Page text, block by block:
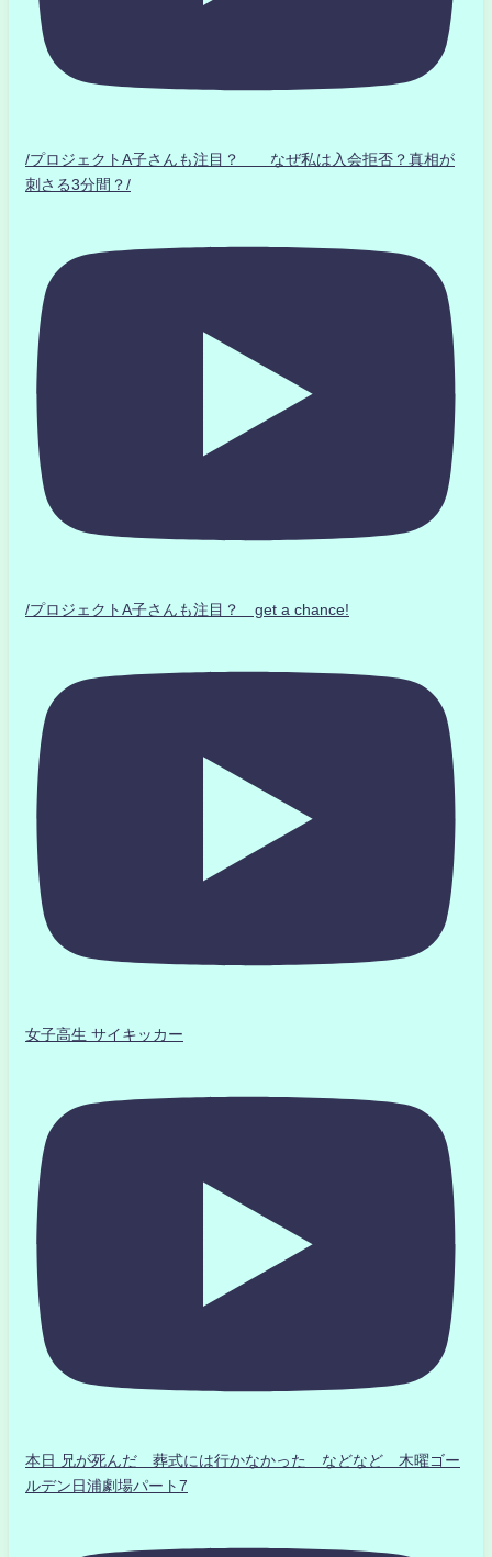
/プロジェクトA子さんも注目？ なぜ私は入会拒否？真相が
刺さる3分間？/
/プロジェクトA子さんも注目？ get a chance!
女子高生 サイキッカー
本日 兄が死んだ 葬式には行かなかった などなど 木曜ゴー
ルデン日浦劇場パート7